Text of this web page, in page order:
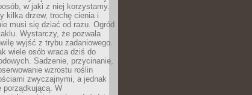
w jaki z niej korzystamy.
kilka drzew, trochę cienia i
musi się dziać od razu. Ogród
Wystarczy, że pozwala
wyjść z trybu zadaniowego.
wiele osób wraca dziś do
Sadzenie, przycinanie,
wzrostu roślin
zwyczajnymi, a jednak
porządkującą. W